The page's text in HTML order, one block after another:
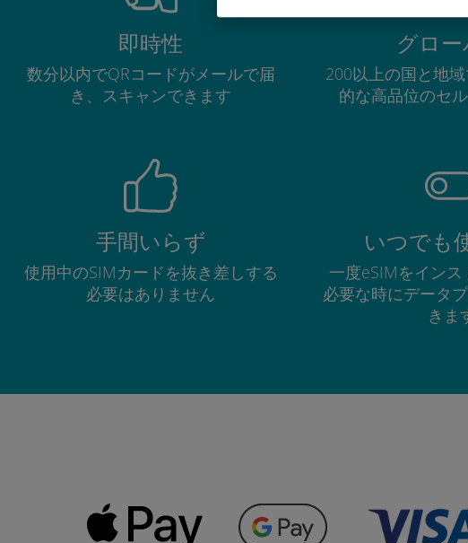
即時性
数分以内でQRコードがメールで届
き、スキャンできます
グロ
200以上の国と地
的な高品位のセ
手間いらず
使用中のSIMカードを抜き差しする
必要はありません
いつでも
一度eSIMをインス
必要な時にデータ
きま